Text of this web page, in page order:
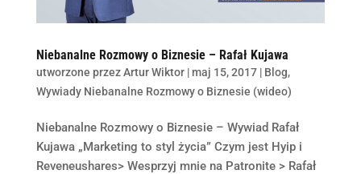
Niebanalne Rozmowy o Biznesie – Rafał Kujawa
utworzone przezArtur Wiktor|maj 15, 2017| Blog,
Wywiady Niebanalne Rozmowy o Biznesie (wideo)
Niebanalne Rozmowy o Biznesie – Wywiad Rafał
Kujawa „Marketing to styl życia” Czym jest Hyip i
Reveneushares> Wesprzyj mnie na Patronite > Rafał